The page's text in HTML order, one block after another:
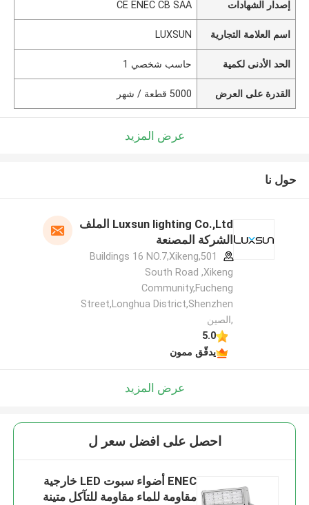
إصدار الشهادات CE ENEC CB SAA
اسم العلامة التجارية LUXSUN
الحد الأدنى لكمية حاسب شخصي 1
القدرة على العرض 5000 قطعة / شهر
عرض المزيد
حول نا
Luxsun lighting Co.,Ltd الملف
الشركة المصنعة
501,Buildings 16 NO.7,Xikeng
South Road ,Xikeng
Community,Fucheng
Street,Longhua District,Shenzhen
,الصين
5.0
يدقّق ممون
عرض المزيد
احصل على افضل سعر ل
ENEC أضواء سبوت LED خارجية
مقاومة للماء مقاومة للتآكل متينة